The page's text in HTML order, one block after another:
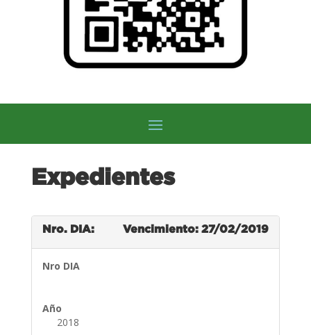
Expedientes
Nro. DIA: Vencimiento: 27/02/2019
Nro DIA
Año
2018